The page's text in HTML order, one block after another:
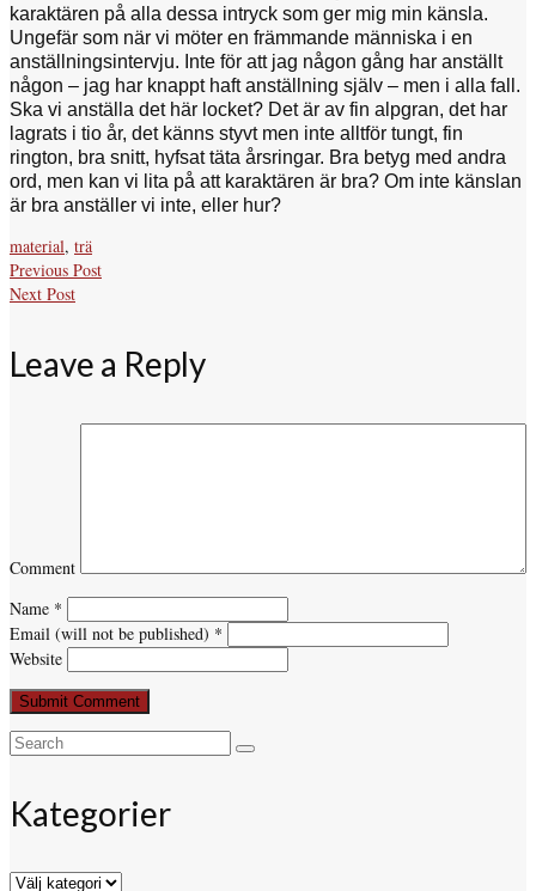
karaktären på alla dessa intryck som ger mig min känsla.
Ungefär som när vi möter en främmande människa i en
anställningsintervju. Inte för att jag någon gång har anställt
någon – jag har knappt haft anställning själv – men i alla fall.
Ska vi anställa det här locket? Det är av fin alpgran, det har
lagrats i tio år, det känns styvt men inte alltför tungt, fin
rington, bra snitt, hyfsat täta årsringar. Bra betyg med andra
ord, men kan vi lita på att karaktären är bra? Om inte känslan
är bra anställer vi inte, eller hur?
material, trä
Previous Post
Next Post
Leave a Reply
Comment
Name *
Email (will not be published) *
Website
Search
Kategorier
Kategorier